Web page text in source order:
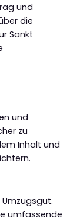
und
die
Sankt
und
zu
Inhalt und
umfassende